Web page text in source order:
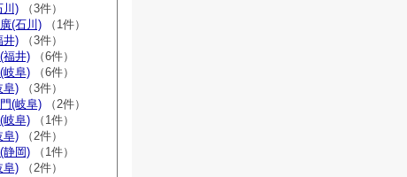
川) （3件）
(石川) （1件）
井) （3件）
福井) （6件）
岐阜) （6件）
阜) （3件）
(岐阜) （2件）
岐阜) （1件）
阜) （2件）
静岡) （1件）
阜) （2件）